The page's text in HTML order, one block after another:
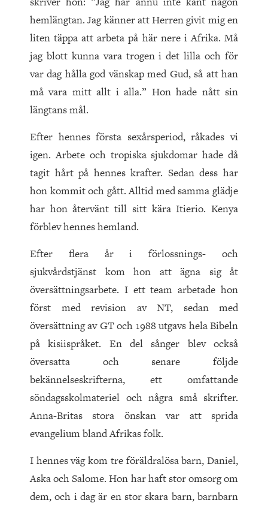
hemlängtan. Jag känner att Herren givit mig en
liten täppa att arbeta på här nere i Afrika. Må
jag blott kunna vara trogen i det lilla och för
var dag hålla god vänskap med Gud, så att han
må vara mitt allt i alla.” Hon hade nått sin
längtans mål.
Efter hennes första sexårsperiod, råkades vi
igen. Arbete och tropiska sjukdomar hade då
tagit hårt på hennes krafter. Sedan dess har
hon kommit och gått. Alltid med samma glädje
har hon återvänt till sitt kära Itierio. Kenya
förblev hennes hemland.
Efter flera år i förlossnings- och
sjukvårdstjänst kom hon att ägna sig åt
översättningsarbete. I ett team arbetade hon
först med revision av NT, sedan med
översättning av GT och 1988 utgavs hela Bibeln
på kisiispråket. En del sånger blev också
översatta och senare följde
bekännelseskrifterna, ett omfattande
söndagsskolmateriel och några små skrifter.
Anna-Britas stora önskan var att sprida
evangelium bland Afrikas folk.
I hennes väg kom tre föräldralösa barn, Daniel,
Aska och Salome. Hon har haft stor omsorg om
dem, och i dag är en stor skara barn, barnbarn